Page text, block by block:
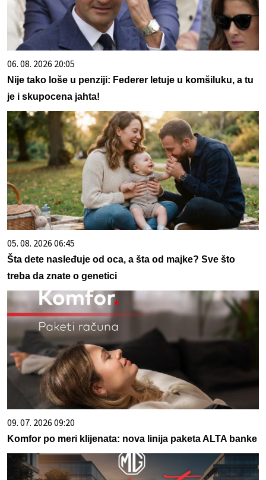
06. 08. 2026 20:05
Nije tako loše u penziji: Federer letuje u komšiluku, a tu
je i skupocena jahta!
05. 08. 2026 06:45
Šta dete nasleđuje od oca, a šta od majke? Sve što
treba da znate o genetici
09. 07. 2026 09:20
Komfor po meri klijenata: nova linija paketa ALTA banke